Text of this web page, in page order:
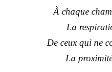
À chaque
La
De ceux qui ne
La